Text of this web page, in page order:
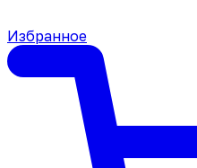
Избранное